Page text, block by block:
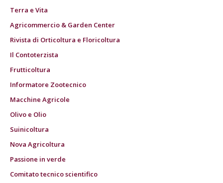
Terra e Vita
Agricommercio & Garden Center
Rivista di Orticoltura e Floricoltura
Il Contoterzista
Frutticoltura
Informatore Zootecnico
Macchine Agricole
Olivo e Olio
Suinicoltura
Nova Agricoltura
Passione in verde
Comitato tecnico scientifico